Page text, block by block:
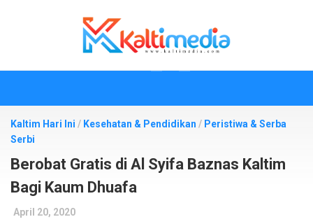
Kaltim Hari Ini / Kesehatan & Pendidikan / Peristiwa & Serba
Serbi
Berobat Gratis di Al Syifa Baznas Kaltim
Bagi Kaum Dhuafa
April 20, 2020